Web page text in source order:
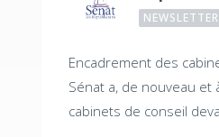
NEWSLETTER
Encadrement des
Sénat a, de nouveau et
cabinets de conseil